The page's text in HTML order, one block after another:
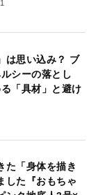
は思い込み？ ブ
シーの落とし
「具材」と避け
た「身体を描き
した『おもちゃ